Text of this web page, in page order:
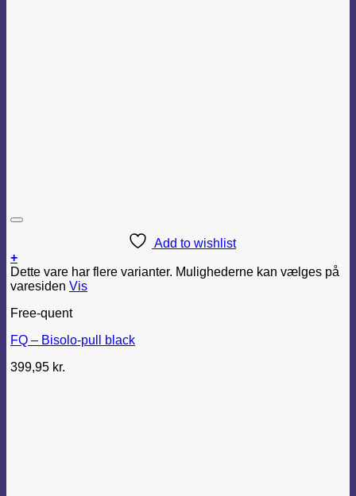
Add to wishlist
+
Dette vare har flere varianter. Mulighederne kan vælges på
varesiden Vis
Free-quent
FQ – Bisolo-pull black
399,95 kr.